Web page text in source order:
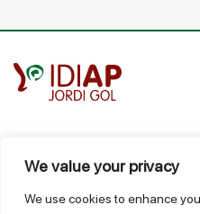
We value your privacy
We use cookies to enhance
T.934